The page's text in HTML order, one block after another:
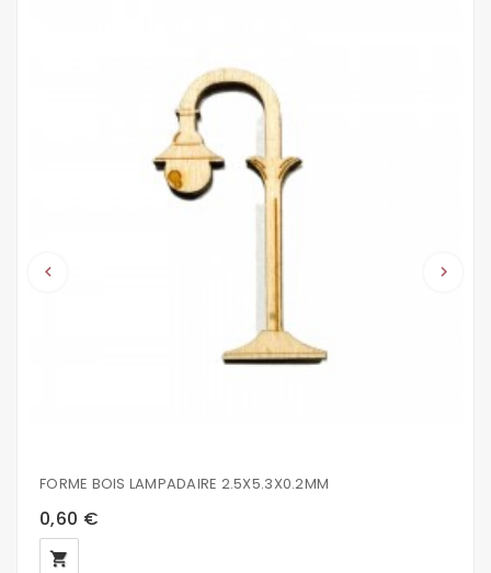
keyboard_arrow_left keyboard_arrow_right
FORME BOIS LAMPADAIRE 2.5X5.3X0.2MM
0,60 €
local_grocery_store